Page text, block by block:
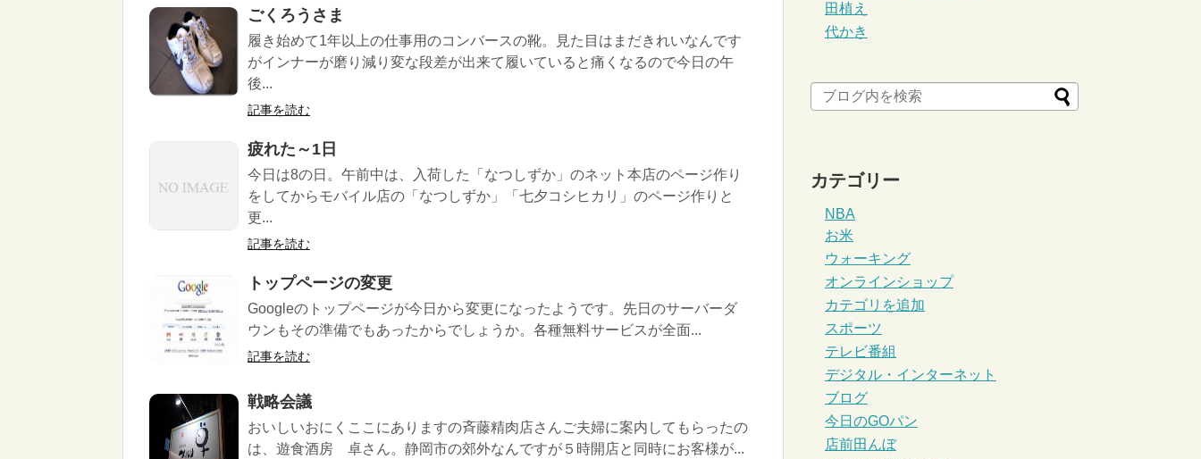
ごくろうさま
履き始めて1年以上の仕事用のコンバースの靴。見た目はまだきれいなんです
がインナーが磨り減り変な段差が出来て履いていると痛くなるので今日の午
後...
記事を読む
疲れた～1日
今日は8の日。午前中は、入荷した「なつしずか」のネット本店のページ作り
をしてからモバイル店の「なつしずか」「七夕コシヒカリ」のページ作りと
更...
記事を読む
トップページの変更
Googleのトップページが今日から変更になったようです。先日のサーバーダ
ウンもその準備でもあったからでしょうか。各種無料サービスが全面...
記事を読む
戦略会議
おいしいおにくここにありますの斉藤精肉店さんご夫婦に案内してもらったの
は、遊食酒房 卓さん。静岡市の郊外なんですが５時開店と同時にお客様が...
田植え
代かき
カテゴリー
NBA
お米
ウォーキング
オンラインショップ
カテゴリを追加
スポーツ
テレビ番組
デジタル・インターネット
ブログ
今日のGOパン
店前田んぼ